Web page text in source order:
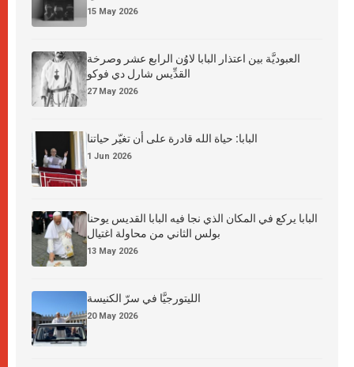
15 May 2026
العبوديَّة بين اعتذار البابا لاوُن الرابع عشر وصرخة
القدِّيس شارل دي فوكو
27 May 2026
البابا: حياة الله قادرة على أن تغيّر حياتنا
1 Jun 2026
البابا يركع في المكان الذي نجا فيه البابا القديس يوحنا
بولس الثاني من محاولة اغتيال
13 May 2026
الليتورجيَّا في سرّ الكنيسة
20 May 2026